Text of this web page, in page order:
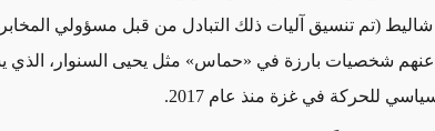
شاليط(تم تنسيق آليات ذلك التبادل من قبل مسؤولي
عنهم شخصيات بارزة في «حماس» مثل يحيى السنوار، الذي
للحركة في غزة منذ عام 2017.